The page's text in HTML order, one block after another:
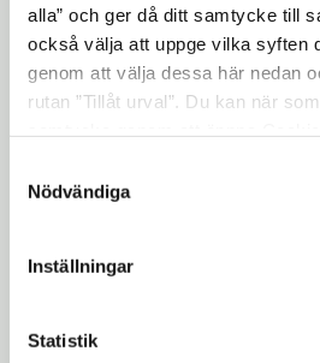
alla” och ger då ditt samtycke till
också välja att uppge vilka syften
genom att välja dessa här nedan
rutan ”Tillåt urval”. Du kan när
"Visa detaljer" kan du läsa om hur
hur vi och våra leverantörer
Nödvändiga
Inställningar
Statistik
Nyköping, Norrköping
– Ostlänken ökar både
attraktionskraft och
näringslivet i vår
för Södertälje och Sverige
att skapa förutsättningar
tillgänglighet på både
Godner (S),